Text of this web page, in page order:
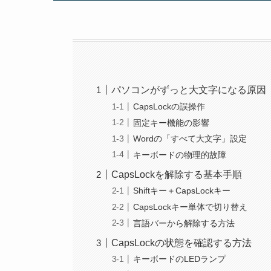
パソコンがずっと大文字になる原因
CapsLockの誤操作
固定キー機能の影響
Wordの「すべて大文字」設定
キーボードの物理的故障
CapsLockを解除する基本手順
Shiftキー＋CapsLockキー
CapsLockキー単体で切り替え
言語バーから解除する方法
CapsLockの状態を確認する方法
キーボードのLEDランプ